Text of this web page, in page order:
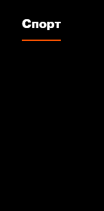
Спорт
Спорт